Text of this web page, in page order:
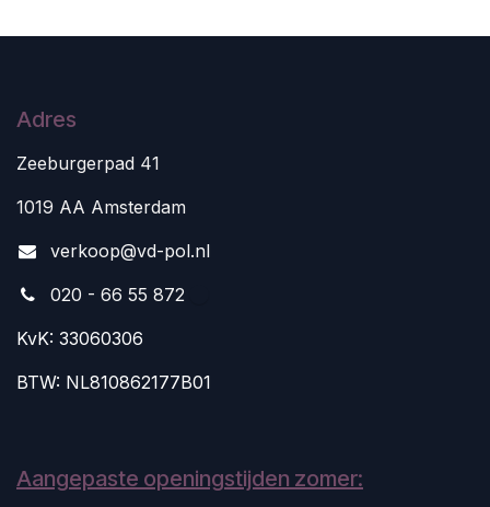
Adres
Zeeburgerpad 41
1019 AA Amsterdam
verkoop@vd-pol.nl
020 - 66 55 872
KvK: 33060306
BTW: NL810862177B01
Aangepaste openingstijden zomer: